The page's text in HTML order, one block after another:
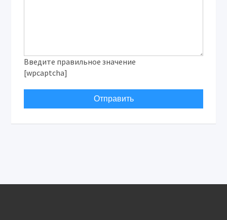
Введите правильное значение
[wpcaptcha]